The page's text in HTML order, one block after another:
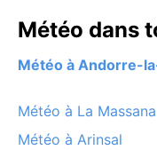
Météo dans
Météo à Andorre-
Météo à La Massana
Météo à Arinsal